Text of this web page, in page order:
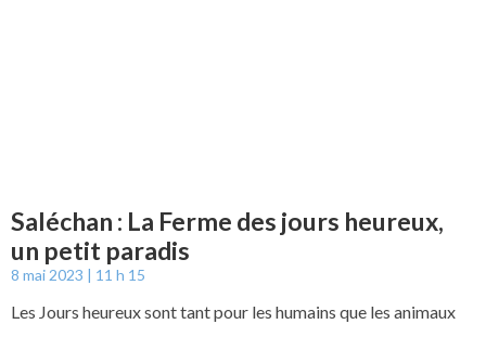
Saléchan : La Ferme des jours heureux,
un petit paradis
8 mai 2023 11 h 15
Les Jours heureux sont tant pour les humains que les animaux